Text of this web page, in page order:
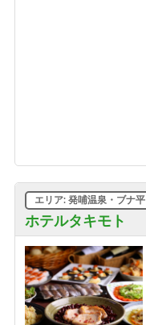
ホテルタキモト
エリア: 発哺温泉・ブナ